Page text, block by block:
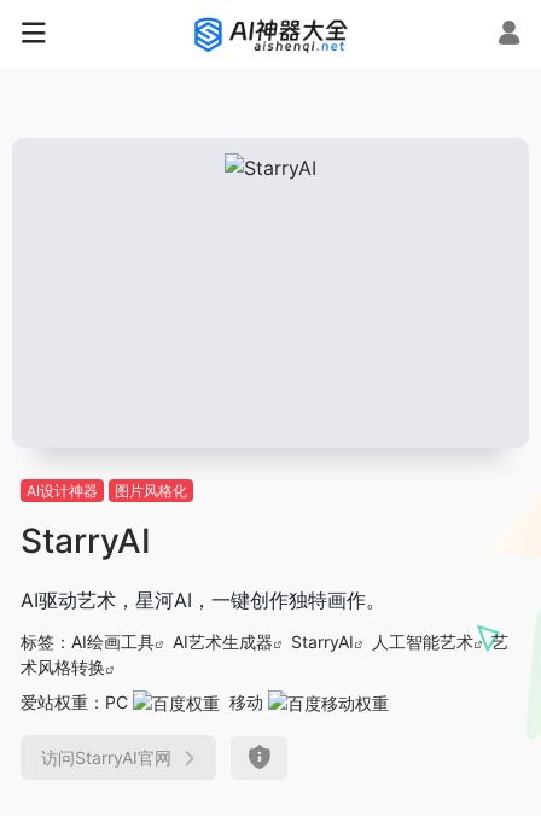
AI设计神器 图片风格化
StarryAI
AI驱动艺术，星河AI，一键创作独特画作。
标签： AI绘画工具 AI艺术生成器 StarryAI 人工智能艺术
艺
术风格转换
爱站权重： PC 移动
访问StarryAI官网